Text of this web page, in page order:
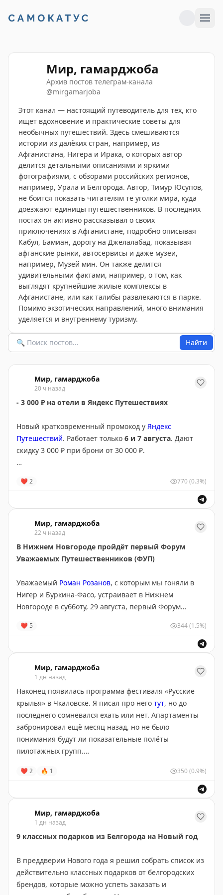
Мир, гамарджоба
Архив постов телеграм-канала
@mirgamarjoba
Этот канал — настоящий путеводитель для тех, кто
ищет вдохновение и практические советы для
необычных путешествий. Здесь смешиваются
истории из далёких стран, например, из
Афганистана, Нигера и Ирака, о которых автор
делится детальными описаниями и яркими
фотографиями, с обзорами российских регионов,
например, Урала и Белгорода. Автор, Тимур Юсупов,
не боится показать читателям те уголки мира, куда
доезжают единицы путешественников. В последних
постах он активно рассказывал о своих
приключениях в Афганистане, подробно описывая
Кабул, Бамиан, дорогу на Джелалабад, показывая
афганские рынки, автосервисы и даже музеи,
например, Музей мин. Он также делится
удивительными фактами, например, о том, как
выглядят крупнейшие жилые комплексы в
Афганистане, или как талибы развлекаются в парке.
Помимо экзотических направлений, много внимания
уделяется и внутреннему туризму.
Найти
Мир, гамарджоба
20 ч назад
- 3 000 ₽ на отели в Яндекс Путешествиях
Новый кратковременный промокод у Яндекс
Путешествий. Работает только 6 и 7 августа. Дают
скидку 3 000 ₽ при брони от 30 000 ₽.
AVG3OOO,
❤ 2 770(0.3%)
Мир, гамарджоба
22 ч назад
В Нижнем Новгороде пройдёт первый Форум
Уважаемых Путешественников (ФУП)
Уважаемый Роман Розанов, с которым мы гоняли в
Нигер и Буркина-Фасо, устраивает в Нижнем
Новгороде в субботу, 29 августа, первый Форум
презентациями о кругосветном путешествии,
поездках в Африку и Афганистан.
Мероприятие пройдёт в ограниченно-открытом
формате. Если вам есть что рассказать — тему можно
предложить в личку Роме@rrznv.
Участие бесплатное. Начало в 17:00 в баре
на заднем дворе усадьбы Костромина-Шушляева.
✈️ Гамарджоба в MAX
❤ 5 344(1.5%)
Мир, гамарджоба
1 дн назад
Наконец появилась программа фестиваля «Русские
крылья» в Чкаловске. Я писал про него тут, но до
последнего сомневался ехать или нет. Апартаменты
забронировал ещё месяц назад, но не было
понимания будут ли показательные полёты
пилотажных групп.
В итоге на той неделе позвонил в администрацию
В программе выступление Светланы Капаниной с
программой «Запредельный пилотаж». Светлана —
семикратная абсолютная чемпионка мира в женском
17:00.
Вся программа — на картинках. Лично меня больше
❤ 2 🔥 1 350(0.9%)
Мир, гамарджоба
1 дн назад
9 классных подарков из Белгорода на Новый год
В преддверии Нового года я решил собрать список из
действительно классных подарков от белгородских
брендов, которые можно успеть заказать и